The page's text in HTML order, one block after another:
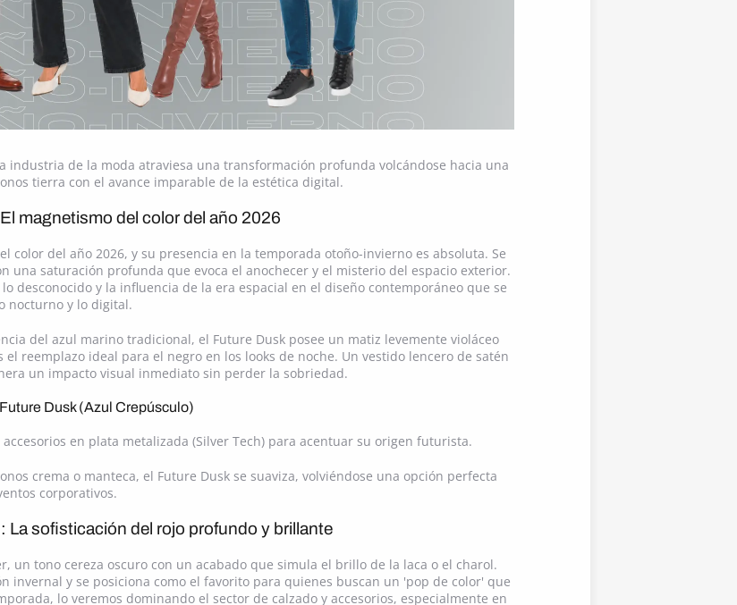
industria de la moda atraviesa una transformación profunda volcándose hacia una
tierra con el avance imparable de la estética digital.
magnetismo del color del año 2026
color del año 2026, y su presencia en la temporada otoño-invierno es absoluta. Se
una saturación profunda que evoca el anochecer y el misterio del espacio exterior.
desconocido y la influencia de la era espacial en el diseño contemporáneo que se
nocturno y lo digital.
del azul marino tradicional, el Future Dusk posee un matiz levemente violáceo
reemplazo ideal para el negro en los looks de noche. Un vestido lencero de satén
un impacto visual inmediato sin perder la sobriedad.
Dusk (Azul Crepúsculo)
en plata metalizada (Silver Tech) para acentuar su origen futurista.
crema o manteca, el Future Dusk se suaviza, volviéndose una opción perfecta
corporativos.
La sofisticación del rojo profundo y brillante
un tono cereza oscuro con un acabado que simula el brillo de la laca o el charol.
invernal y se posiciona como el favorito para quienes buscan un 'pop de color' que
lo veremos dominando el sector de calzado y accesorios, especialmente en